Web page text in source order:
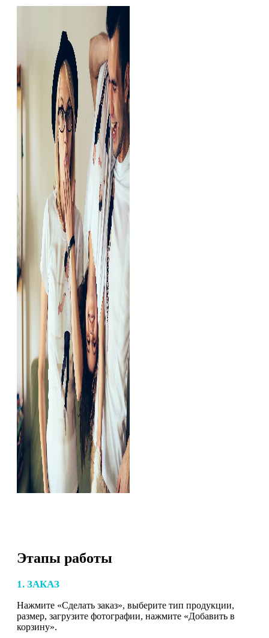
Этапы работы
1. ЗАКАЗ
Нажмите «Сделать заказ», выберите тип продукции,
размер, загрузите фотографии, нажмите «Добавить в
корзину».